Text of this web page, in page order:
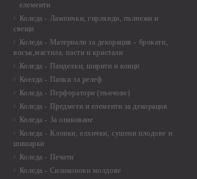
елементи
Коледа - Лампички, гирлянди, пълнежи и
свещи
Коледа - Материали за декорация - брокати,
восък,мастила, пасти и кристали
Коледа - Панделки, ширити и конци
Коелда - Папки за релеф
Коледа - Перфоратори (пънчове)
Коледа - Предмети и елементи за декорация
Коледа - За опаковане
Коледа - Kлонки, елхички, сушени плодове и
шишарки
Коледа - Печати
Коледа - Силиконови молдове